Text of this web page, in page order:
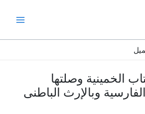
الخمينية وصلتها
وبالإرث الباطنى